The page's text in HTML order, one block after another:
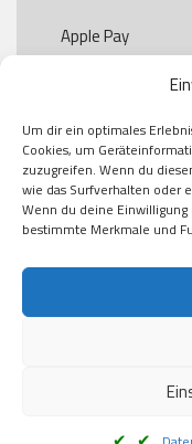
Um dir ein optimales
Cookies, um
zuzugreifen. Wenn du
wie das Surfverhalten oder
Wenn du deine
bestimmte Merkmale und
Apple Pay
Paypal
Kauf auf Rechung
Klarna
American Express